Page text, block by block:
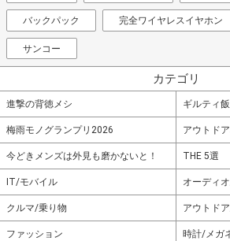
バックパック 完全ワイヤレスイヤホン
サンコー
カテゴリ
進撃の背徳メシ ギルティ
梅雨モノグランプリ2026 アウトド
今どきメンズは外見も磨かないと！ THE 5選
IT/モバイル オーディ
クルマ/乗り物 アウトド
ファッション 時計/メガ